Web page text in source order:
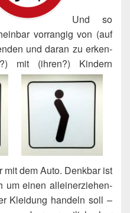
Und so
vor­ran­gig von (auf
und dar­an zu erken­
mit (ihren?) Kin­dern
mit dem Auto. Denk­bar ist
um einen allein­er­zie­hen­
Klei­dung han­deln soll –